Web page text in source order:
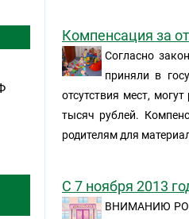
Компенсация за
Согласно
приняли в
отсутствия мест,
тысяч рублей.
родителям для
С 7 ноября 2013
ВНИМАНИЮ